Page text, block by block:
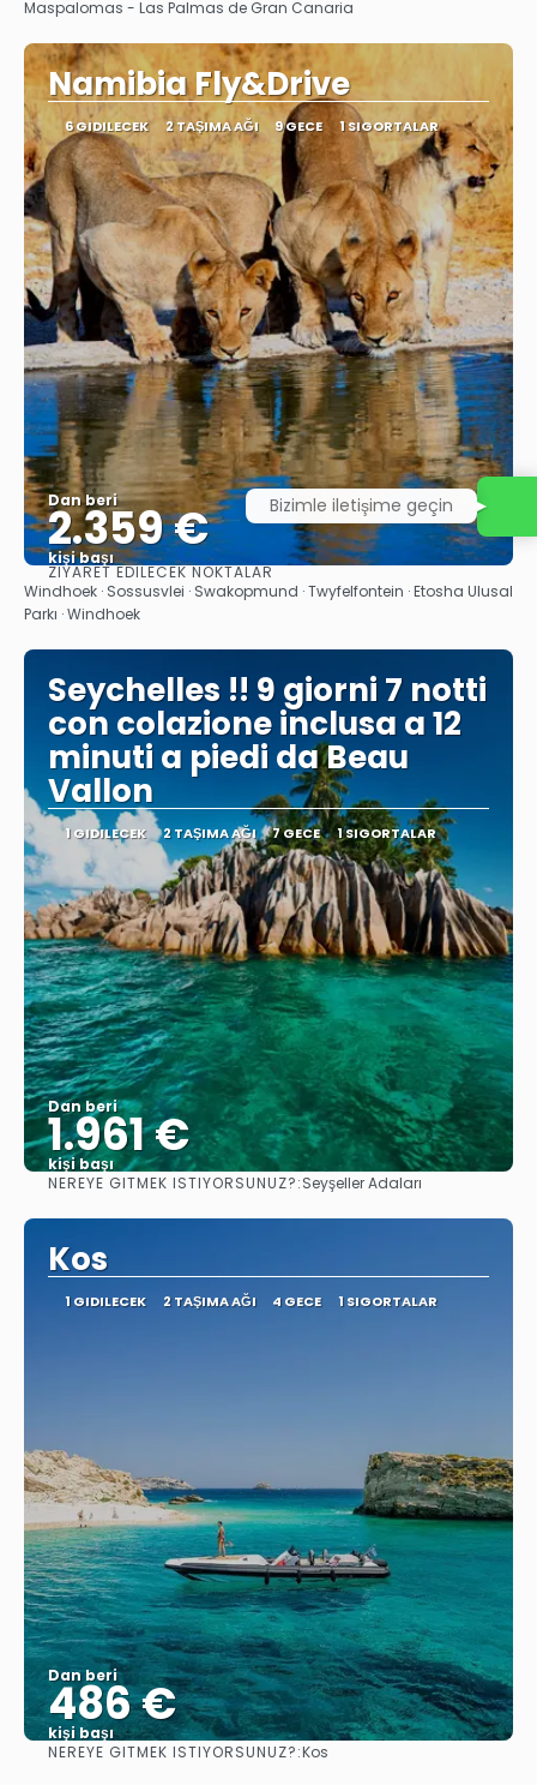
Görüntüle
Maspalomas - Las Palmas de Gran Canaria
Namibia Fly&Drive
6 GIDILECEK 2 TAŞIMA AĞI 9 GECE 1 SIGORTALAR
Dan beri
2.359 €
kişi başı
Görüntüle
ZIYARET EDILECEK NOKTALAR
Windhoek · Sossusvlei · Swakopmund · Twyfelfontein · Etosha Ulusal
Parkı · Windhoek
Seychelles !! 9 giorni 7 notti
con colazione inclusa a 12
minuti a piedi da Beau
Vallon
1 GIDILECEK 2 TAŞIMA AĞI 7 GECE 1 SIGORTALAR
Dan beri
1.961 €
kişi başı
Görüntüle
NEREYE GITMEK ISTIYORSUNUZ?:Seyşeller Adaları
Kos
1 GIDILECEK 2 TAŞIMA AĞI 4 GECE 1 SIGORTALAR
Dan beri
486 €
kişi başı
Görüntüle
NEREYE GITMEK ISTIYORSUNUZ?:Kos
Bizimle iletişime geçin